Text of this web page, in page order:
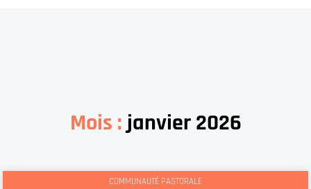
Mois :janvier 2026
COMMUNAUTÉ PASTORALE